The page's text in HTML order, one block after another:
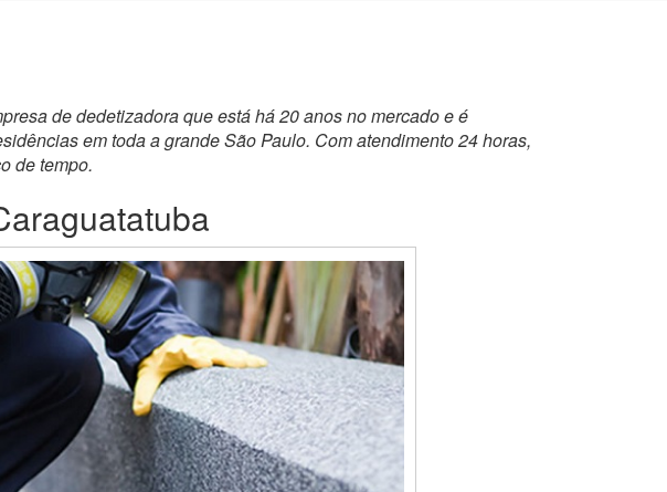
de dedetizadora que está há 20 anos no mercado e é
em toda a grande São Paulo. Com atendimento 24 horas,
de tempo.